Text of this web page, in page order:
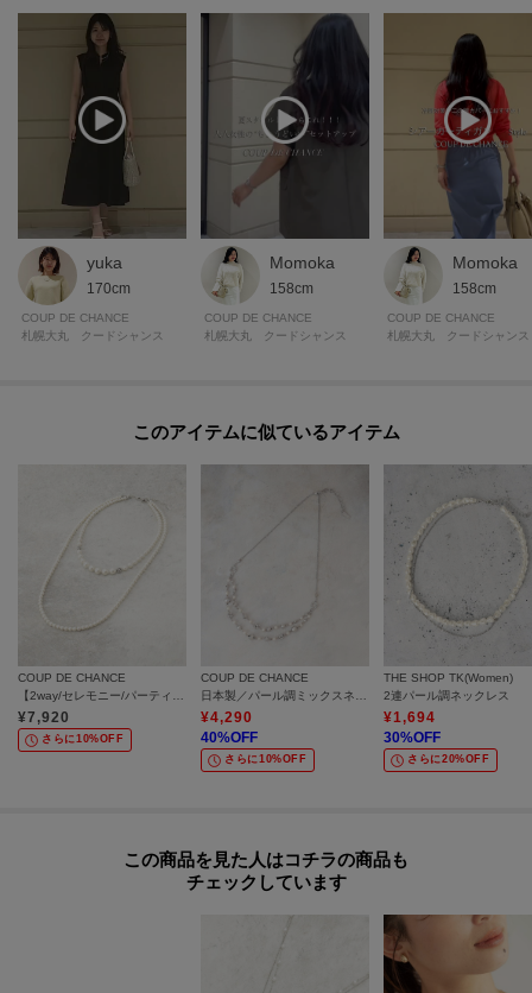
yuka
170cm
COUP DE CHANCE
札幌大丸 クードシャンス
Momoka
158cm
COUP DE CHANCE
札幌大丸 クードシャンス
Momoka
158cm
COUP DE CHANCE
札幌大丸 クードシャンス
このアイテムに似ているアイテム
COUP DE CHANCE
【2way/セレモニー/パーティー】ツインフェイクパール
¥7,920
さらに10%OFF
COUP DE CHANCE
日本製／パール調ミックスネックレス／２連風ネックレス
¥4,290
40%OFF
さらに10%OFF
THE SHOP TK(Women)
2連パール調ネックレス
¥1,694
30%OFF
さらに20%OFF
この商品を見た人はコチラの商品も
チェックしています